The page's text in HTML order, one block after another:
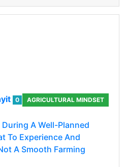
0
AGRICULTURAL MINDSET
A Well-Planned
To Experience And
A Smooth Farming